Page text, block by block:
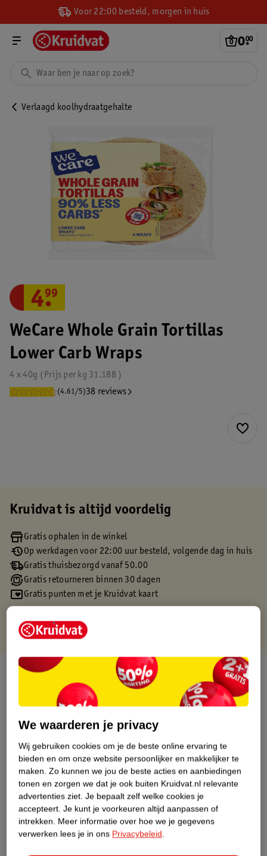
Voor 22:00 besteld, morgen in huis
0.
00
Verlaagd koolhydraatgehalte
WeCare Whole Grain Tortillas
Lower Carb Wraps
4 x 40g 31.188
Prijs per kg
(4.61/5)38 reviews
4.
99
Kruidvat is altijd voordelig
Gratis ophalen in de winkel
Op werkdagen voor 22:00 uur besteld, volgende dag in huis
Gratis thuisbezorgd vanaf 50.00
Gratis retourneren binnen 30 dagen
Gratis punten met je Kruidvat kaart
Over dit product
Productinformatie
Nature Impact Score
Dit product heeft (nog) geen Nature
Impact Score.
Meer informatie
We waarderen je privacy
Wij gebruiken cookies om je de beste online ervaring te
bieden en om onze website persoonlijker en makkelijker te
maken. Zo kunnen we jou de beste acties en aanbiedingen
tonen en zorgen we dat je ook buiten Kruidvat.nl relevante
advertenties ziet. Je bepaalt zelf welke cookies je
accepteert. Je kunt je voorkeuren altijd aanpassen of
intrekken. Meer informatie over hoe we je gegevens
verwerken lees je in ons Privacybeleid.